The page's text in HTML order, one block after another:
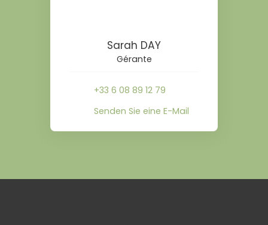
Sarah DAY
Gérante
+33 6 08 89 12 79
Senden Sie eine E-Mail